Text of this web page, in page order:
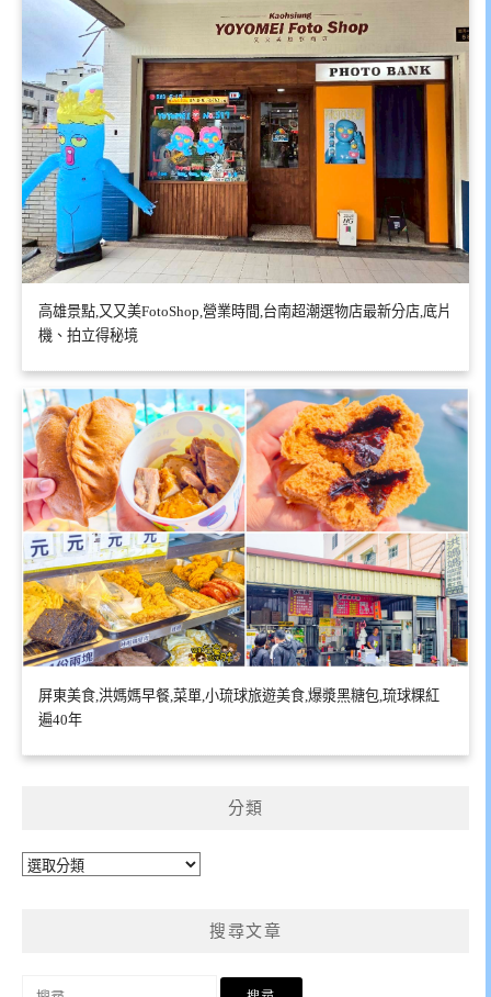
高雄景點,又又美FotoShop,營業時間,台南超潮選物店最新分店,底片
機、拍立得秘境
屏東美食,洪媽媽早餐,菜單,小琉球旅遊美食,爆漿黑糖包,琉球粿紅
遍40年
分類
分
搜尋文章